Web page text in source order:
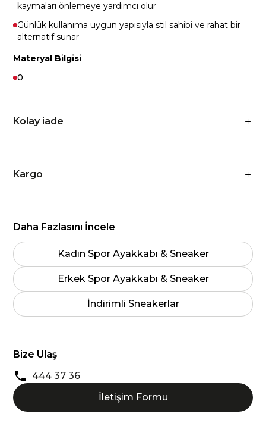
kaymaları önlemeye yardımcı olur
Günlük kullanıma uygun yapısıyla stil sahibi ve rahat bir
alternatif sunar
Materyal Bilgisi
0
Kolay iade
Kargo
Daha Fazlasını İncele
Kadın Spor Ayakkabı & Sneaker
Erkek Spor Ayakkabı & Sneaker
İndirimli Sneakerlar
Bize Ulaş
444 37 36
İletişim Formu